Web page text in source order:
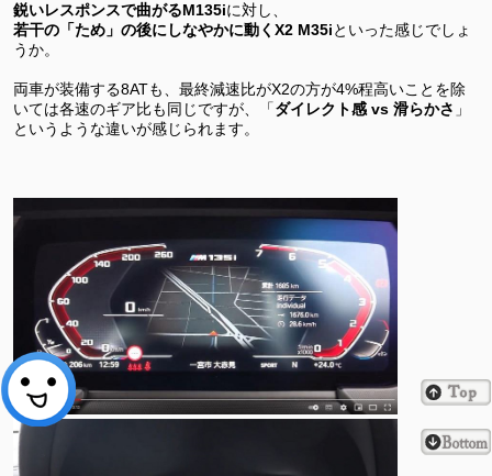
鋭いレスポンスで曲がるM135iに対し、
若干の「ため」の後にしなやかに動くX2 M35iといった感じでしょ
うか。
両車が装備する8ATも、最終減速比がX2の方が4%程高いことを除
いては各速のギア比も同じですが、「ダイレクト感 vs 滑らかさ 」
というような違いが感じられます。